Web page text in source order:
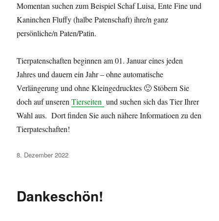
Momentan suchen zum Beispiel Schaf Luisa, Ente Fine und
Kaninchen Fluffy (halbe Patenschaft) ihre/n ganz
persönliche/n Paten/Patin.
Tierpatenschaften beginnen am 01. Januar eines jeden
Jahres und dauern ein Jahr – ohne automatische
Verlängerung und ohne Kleingedrucktes 🙂 Stöbern Sie
doch auf unserenTierseiten und suchen sich das Tier Ihrer
Wahl aus. Dort finden Sie auch nähere Informatioen zu den
Tierpateschaften!
Veröffentlicht
8. Dezember 2022
Dankeschön!